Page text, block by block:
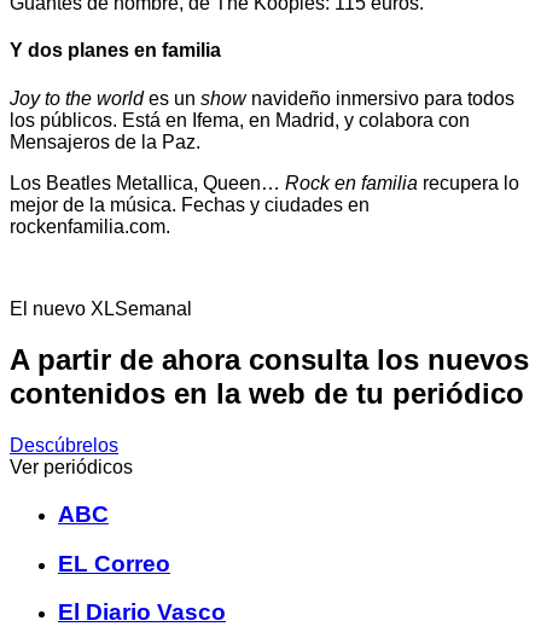
Y dos planes en familia
Joy to the worldes un shownavideño inmersivo para todos
los públicos. Está en Ifema, en Madrid, y colabora con
Mensajeros de la Paz.
Los Beatles Metallica, Queen… Rock en familia recupera lo
mejor de la música. Fechas y ciudades en
rockenfamilia.com.
El nuevo XLSemanal
A partir de ahora consulta los nuevos
contenidos en la web de tu periódico
Descúbrelos
Ver periódicos
ABC
EL Correo
El Diario Vasco